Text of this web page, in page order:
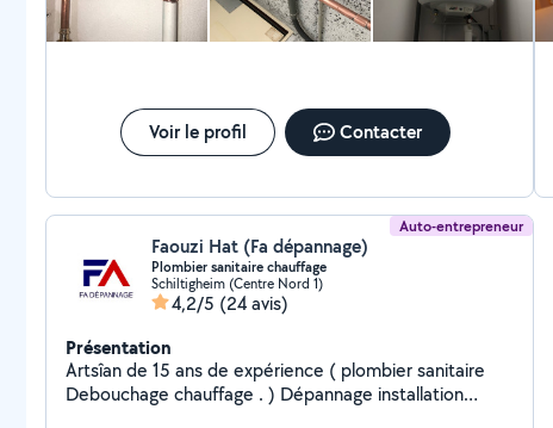
Voir le profil Contacter
Auto-entrepreneur
Faouzi Hat (Fa dépannage)
Plombier sanitaire chauffage
Schiltigheim (Centre Nord 1)
4,2/5 (24 avis)
Présentation
Artsîan de 15 ans de expérience ( plombier sanitaire
Debouchage chauffage . ) Dépannage installation